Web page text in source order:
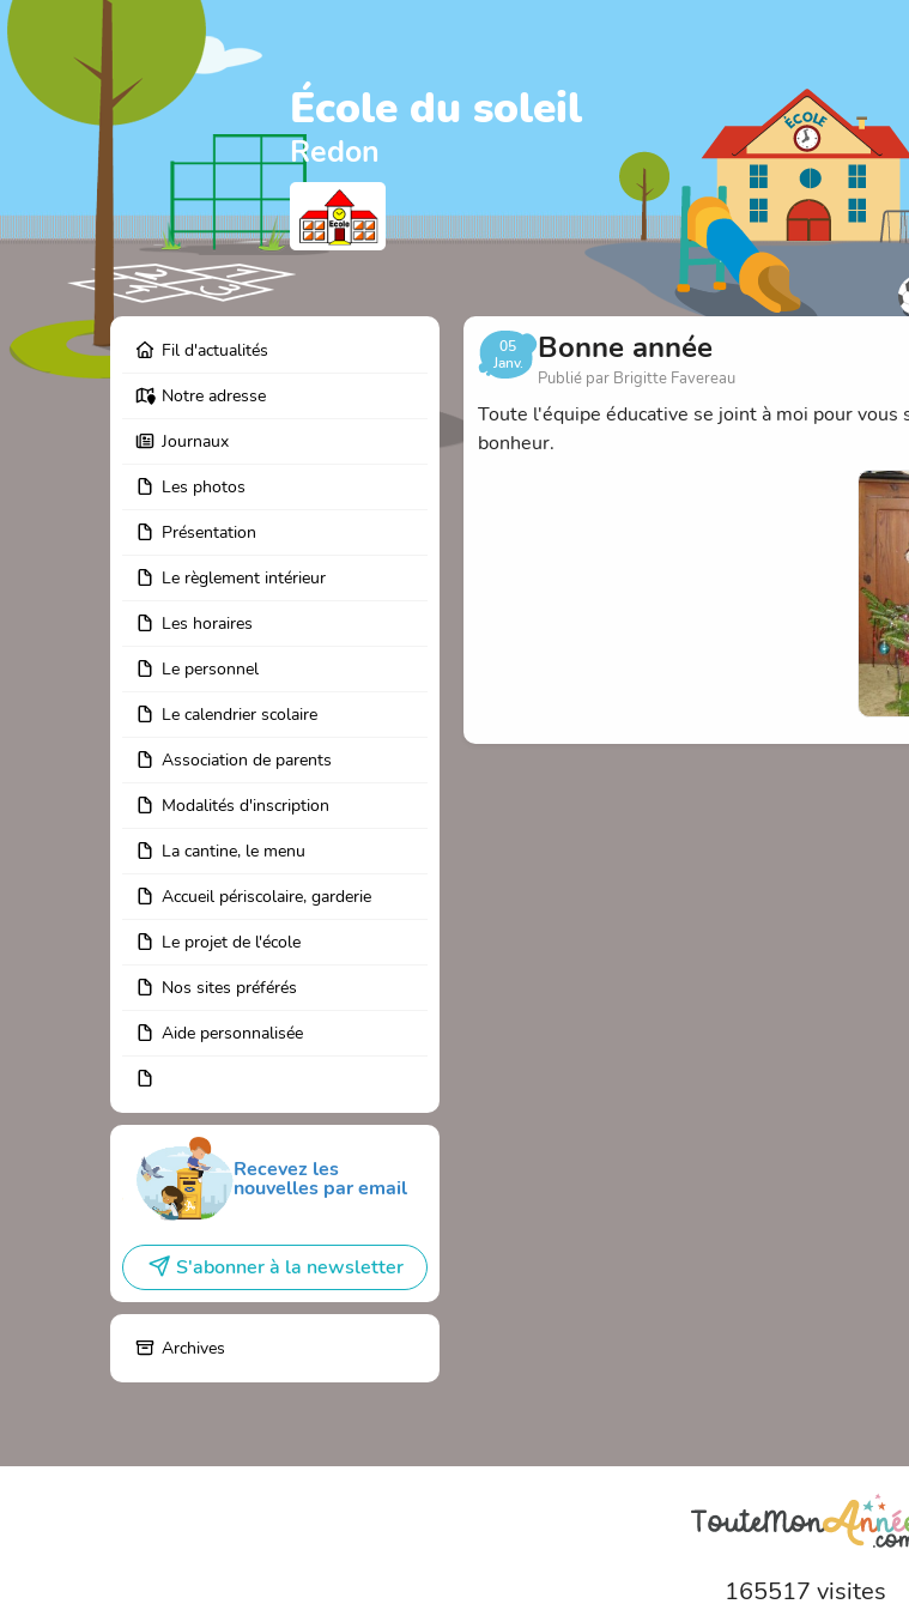
École du soleil
Redon
Fil d'actualités
Notre adresse
Journaux
Les photos
Présentation
Le règlement intérieur
Les horaires
Le personnel
Le calendrier scolaire
Association de parents
Modalités d'inscription
La cantine, le menu
Accueil périscolaire, garderie
Le projet de l'école
Nos sites préférés
Aide personnalisée
Recevez les
nouvelles par email
S'abonner à la newsletter
Archives
05
Janv.
Bonne année
Publié par Brigitte Favereau
Toute l'équipe éducative se joint à moi pour
bonheur.
165517 visites